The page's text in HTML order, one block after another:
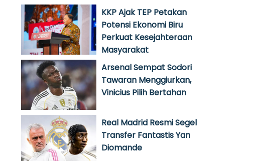
KKP Ajak TEP Petakan
Potensi Ekonomi Biru
Perkuat Kesejahteraan
Masyarakat
Arsenal Sempat Sodori
Tawaran Menggiurkan,
Vinicius Pilih Bertahan
Real Madrid Resmi Segel
Transfer Fantastis Yan
Diomande